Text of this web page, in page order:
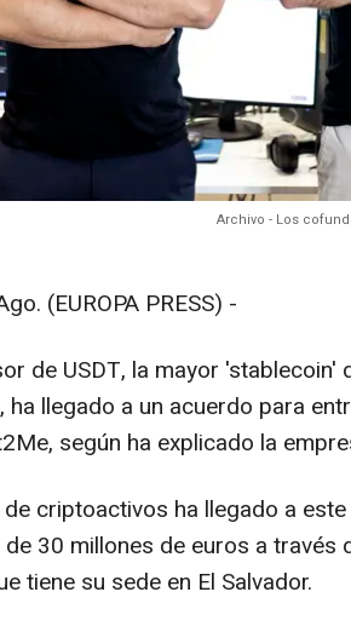
Archivo - Los
(EUROPA PRESS) -
de USDT, la mayor
ha llegado a un acuerdo para
según ha explicado la
criptoactivos ha llegado a
30 millones de euros a través
tiene su sede en El Salvador.